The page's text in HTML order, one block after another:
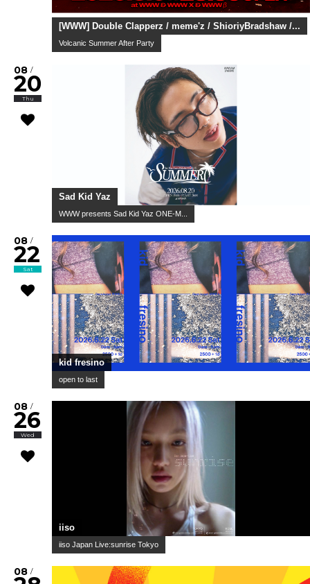
[WWW] Double Clapperz / meme'z / ShioriyBradshaw /...
Volcanic Summer After Party
08 /
20
Thu
Sad Kid Yaz
WWW presents Sad Kid Yaz ONE-M...
08 /
22
Sat
kid fresino
open to last
08 /
26
Wed
iiso
iiso Japan Live:sunrise Tokyo
08 /